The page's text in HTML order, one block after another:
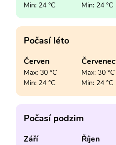
Min: 24 °C
Min: 24 °C
Počasí léto
Červen
Max: 30 °C
Min: 24 °C
Červenec
Max: 30 °C
Min: 24 °C
Počasí podzim
Září Říjen